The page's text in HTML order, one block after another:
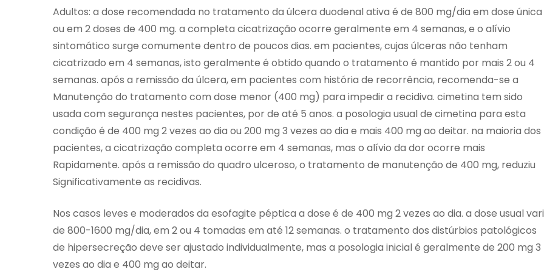
Adultos: a dose recomendada no tratamento da úlcera duodenal ativa é de 800 mg/dia em dose única
ou em 2 doses de 400 mg. a completa cicatrização ocorre geralmente em 4 semanas, e o alívio
sintomático surge comumente dentro de poucos dias. em pacientes, cujas úlceras não tenham
cicatrizado em 4 semanas, isto geralmente é obtido quando o tratamento é mantido por mais 2 ou 4
semanas. após a remissão da úlcera, em pacientes com história de recorrência, recomenda-se a
Manutenção do tratamento com dose menor (400 mg) para impedir a recidiva. cimetina tem sido
usada com segurança nestes pacientes, por de até 5 anos. a posologia usual de cimetina para esta
condição é de 400 mg 2 vezes ao dia ou 200 mg 3 vezes ao dia e mais 400 mg ao deitar. na maioria dos
pacientes, a cicatrização completa ocorre em 4 semanas, mas o alívio da dor ocorre mais
Rapidamente. após a remissão do quadro ulceroso, o tratamento de manutenção de 400 mg, reduziu
Significativamente as recidivas.
Nos casos leves e moderados da esofagite péptica a dose é de 400 mg 2 vezes ao dia. a dose usual
de 800-1600 mg/dia, em 2 ou 4 tomadas em até 12 semanas. o tratamento dos distúrbios patológicos
de hipersecreção deve ser ajustado individualmente, mas a posologia inicial é geralmente de 200 mg 3
vezes ao dia e 400 mg ao deitar.